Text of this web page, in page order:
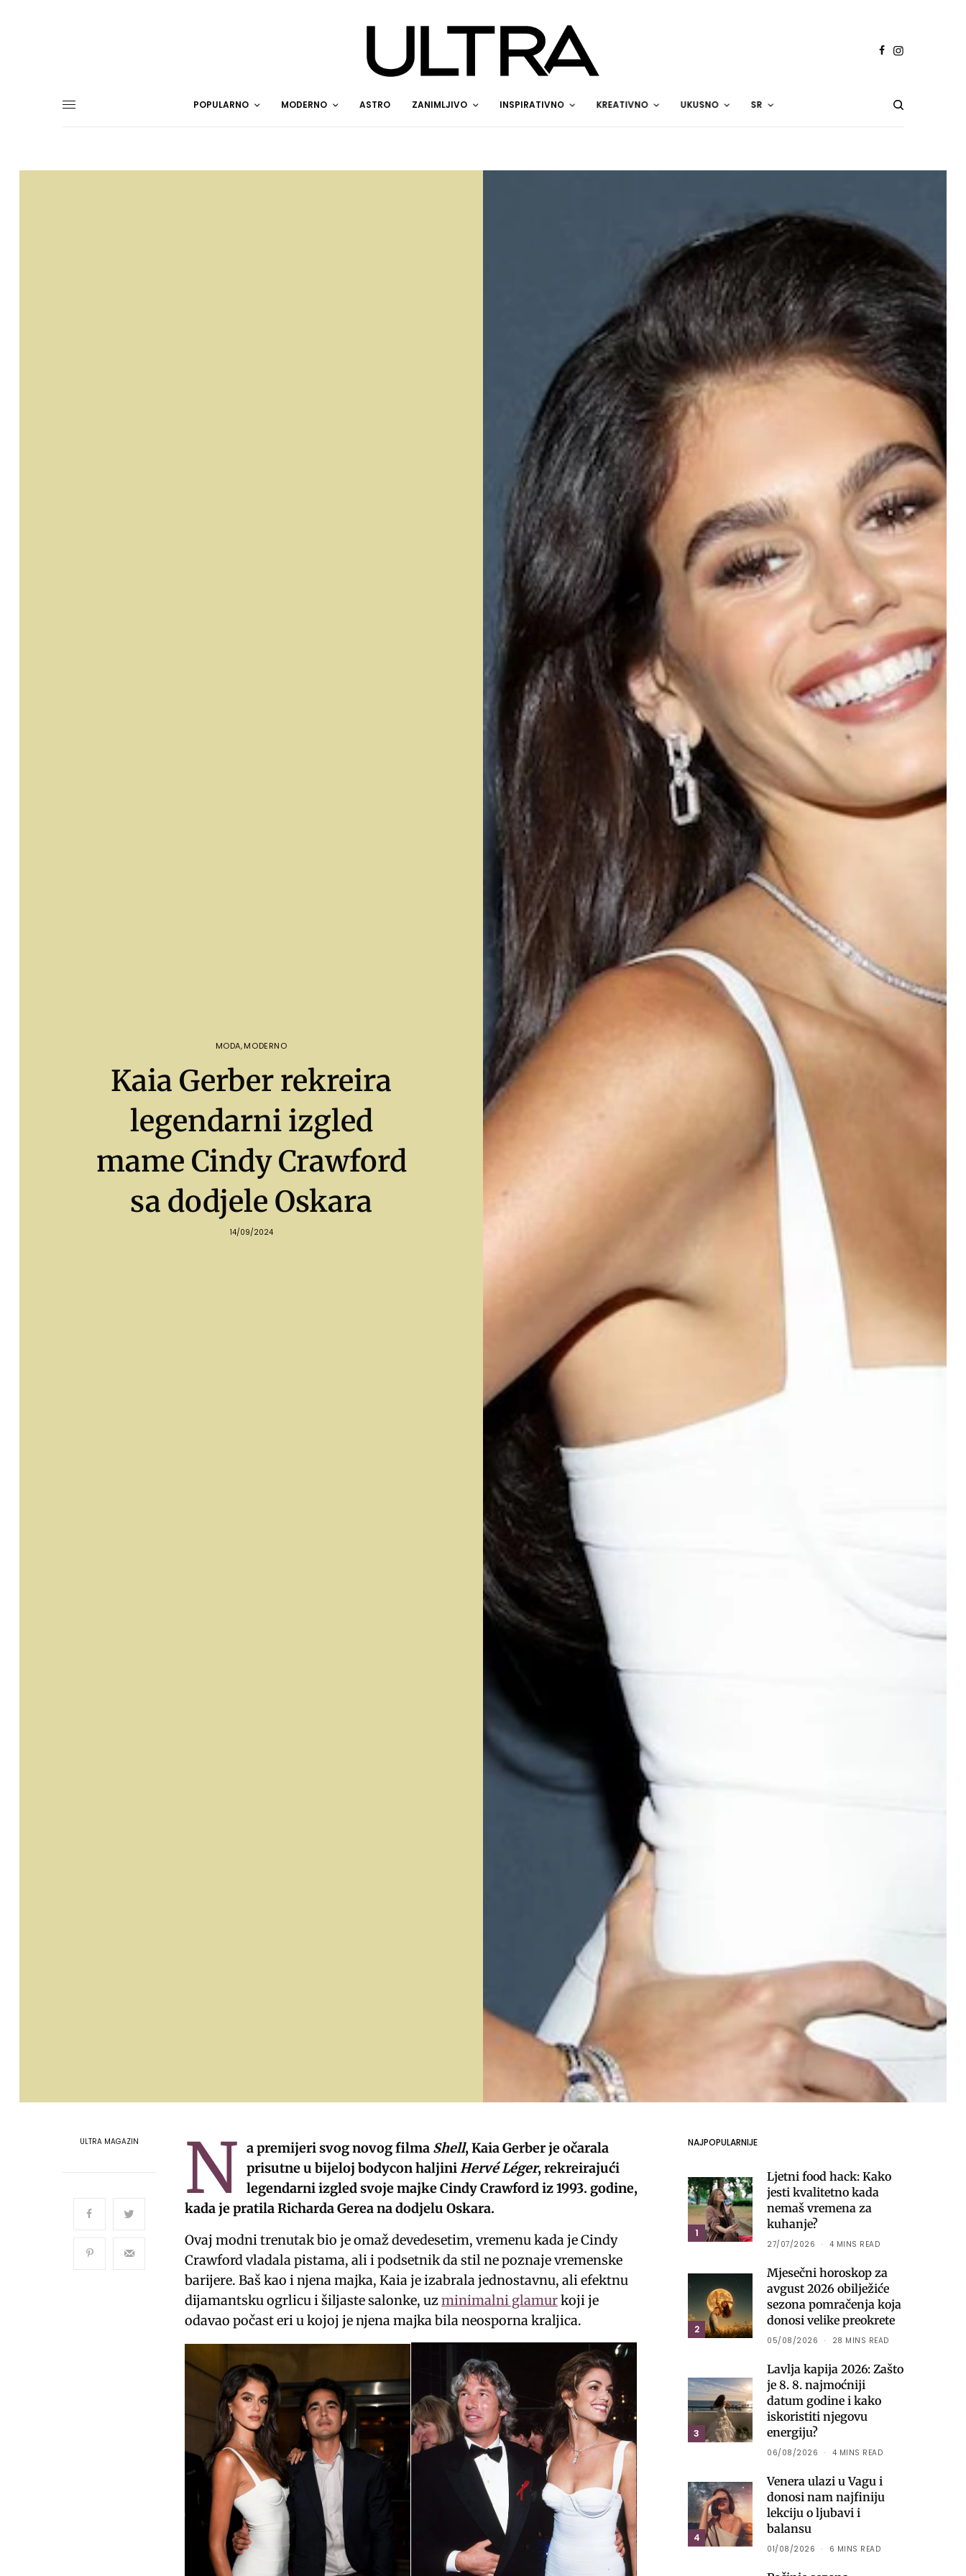
POPULARNO MODERNO ASTRO ZANIMLJIVO INSPIRATIVNO KREATIVNO UKUSNO SR
MODA,MODERNO
Kaia Gerber rekreira
legendarni izgled
mame Cindy Crawford
sa dodjele Oskara
14/09/2024
ULTRA MAGAZIN N a premijeri svog novog filma Shell, Kaia Gerber je očarala
prisutne u bijeloj bodycon haljiniHervé Léger, rekreirajući
legendarni izgled svoje majke Cindy Crawford iz 1993. godine,
kada je pratila Richarda Gerea na dodjelu Oskara.
Ovaj modni trenutak bio je omaž devedesetim, vremenu kada je Cindy
Crawford vladala pistama, ali i podsetnik da stil ne poznaje vremenske
barijere. Baš kao i njena majka, Kaia je izabrala jednostavnu, ali efektnu
dijamantsku ogrlicu i šiljaste salonke, uzminimalni glamurkoji je
odavao počast eri u kojoj je njena majka bila neosporna kraljica.
NAJPOPULARNIJE
1
Ljetni food hack: Kako
jesti kvalitetno kada
nemaš vremena za
kuhanje?
27/07/2026 4 MINS READ
2
Mjesečni horoskop za
avgust 2026 obilježiće
sezona pomračenja koja
donosi velike preokrete
05/08/2026 28 MINS READ
3
Lavlja kapija 2026: Zašto
je 8. 8. najmoćniji
datum godine i kako
iskoristiti njegovu
energiju?
06/08/2026 4 MINS READ
4
Venera ulazi u Vagu i
donosi nam najfiniju
lekciju o ljubavi i
balansu
01/08/2026 6 MINS READ